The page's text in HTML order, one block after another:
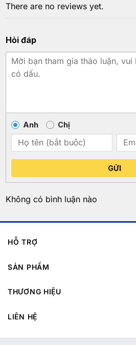
There are no reviews yet.
Hỏi đáp
Anh Chị
GỬI
Không có bình luận nào
HỖ TRỢ
SẢN PHẨM
THƯƠNG HIỆU
LIÊN HỆ